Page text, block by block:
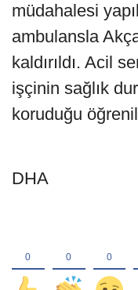
müdahalesi
ambulansla
kaldırıldı. Acil
işçinin sağlık
koruduğu
DHA